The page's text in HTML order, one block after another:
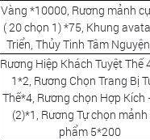
Vàng *10000, Rương mảnh
( 20 chọn 1) *75, Khung
Triển, Thủy Tinh Tâm
Rương Hiệp Khách Tuyệt Thế
1*2, Rương Chọn Trang Bị
Thế*4, Rương chọn Hợp Kích
(2)*1, Rương Tự chọn
phẩm 5*200